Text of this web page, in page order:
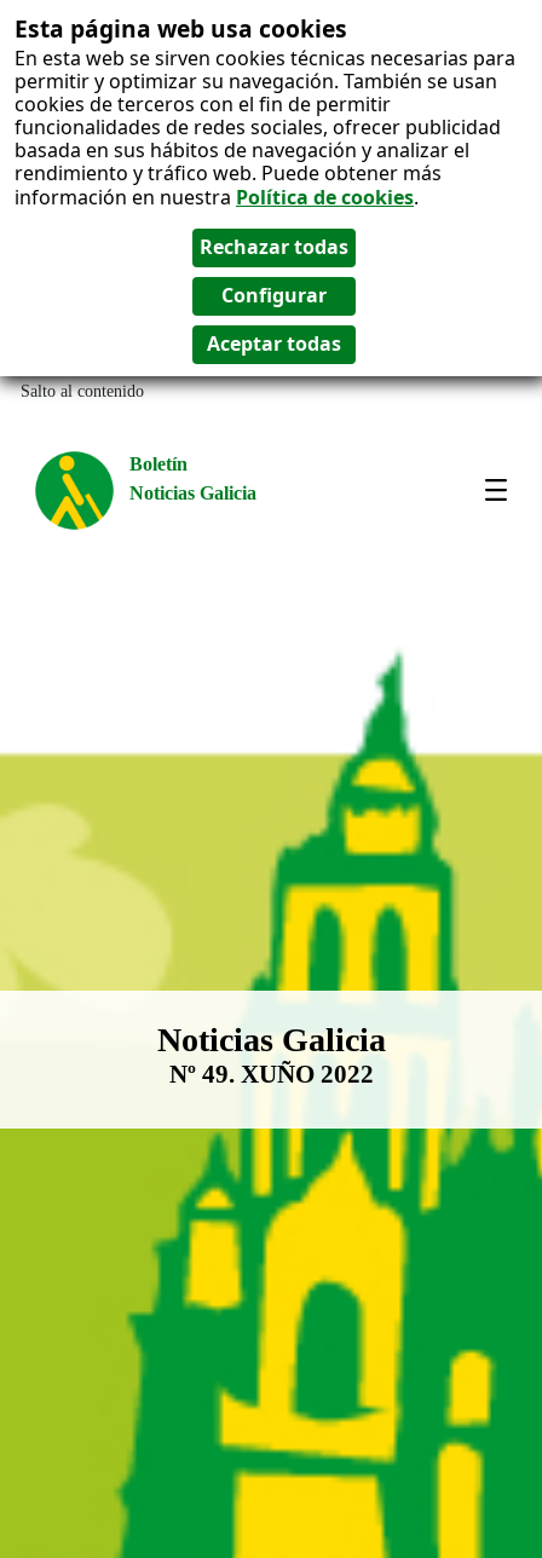
Esta página web usa cookies
En esta web se sirven cookies técnicas necesarias para
permitir y optimizar su navegación. También se usan
cookies de terceros con el fin de permitir
funcionalidades de redes sociales, ofrecer publicidad
basada en sus hábitos de navegación y analizar el
rendimiento y tráfico web. Puede obtener más
información en nuestra Política de cookies.
Salto al contenido
Boletín
Noticias Galicia
Boletín Noticias Galicia
Noticias Galicia
Nº 49. XUÑO 2022